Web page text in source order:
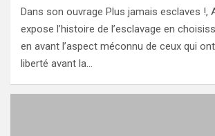
Dans son ouvrage Plus jamais esclaves !,
expose l’histoire de l’esclavage en
en avant l’aspect méconnu de ceux qui
liberté avant la…